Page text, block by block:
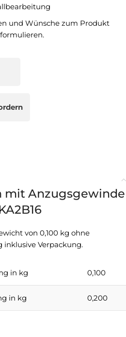
und Wünsche zum Produkt
mit Anzugsgewinde
von 0,100 kg ohne
inklusive Verpackung.
in kg 0,100
in kg 0,200